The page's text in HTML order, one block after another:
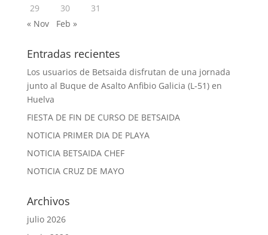
29
30
31
« Nov
Feb »
Entradas recientes
Los usuarios de Betsaida disfrutan de una jornada
junto al Buque de Asalto Anfibio Galicia (L-51) en
Huelva
FIESTA DE FIN DE CURSO DE BETSAIDA
NOTICIA PRIMER DIA DE PLAYA
NOTICIA BETSAIDA CHEF
NOTICIA CRUZ DE MAYO
Archivos
julio 2026